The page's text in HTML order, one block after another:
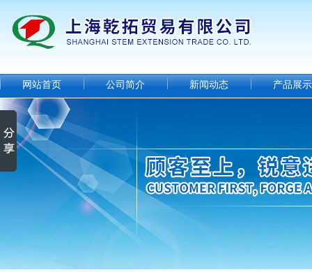
网站首页 公司简介 新闻动态 产品展示